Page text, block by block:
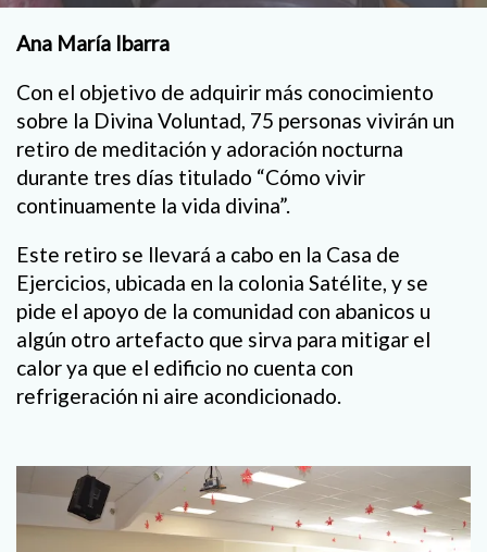
Ana María Ibarra
Con el objetivo de adquirir más conocimiento
sobre la Divina Voluntad, 75 personas vivirán un
retiro de meditación y adoración nocturna
durante tres días titulado “Cómo vivir
continuamente la vida divina”.
Este retiro se llevará a cabo en la Casa de
Ejercicios, ubicada en la colonia Satélite, y se
pide el apoyo de la comunidad con abanicos u
algún otro artefacto que sirva para mitigar el
calor ya que el edificio no cuenta con
refrigeración ni aire acondicionado.